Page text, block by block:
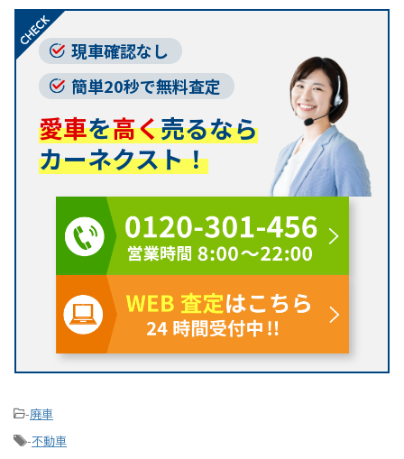
現車確認なし
簡単20秒で無料査定
愛車を高く売るなら
カーネクスト！
-廃車
-不動車